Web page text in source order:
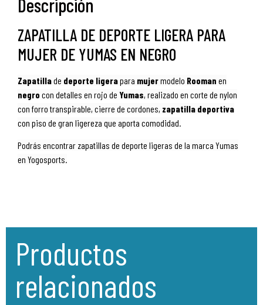
Descripción
ZAPATILLA DE DEPORTE LIGERA PARA
MUJER DE YUMAS EN NEGRO
Zapatillade deporte ligerapara mujermodelo Rooman en
negro con detalles en rojo de Yumas, realizado en corte de nylon
con forro transpirable, cierre de cordones, zapatilla deportiva
con piso de gran ligereza que aporta comodidad.
Podrás encontrar zapatillas de deporte ligeras de la marca Yumas
en Yogosports.
Productos
relacionados